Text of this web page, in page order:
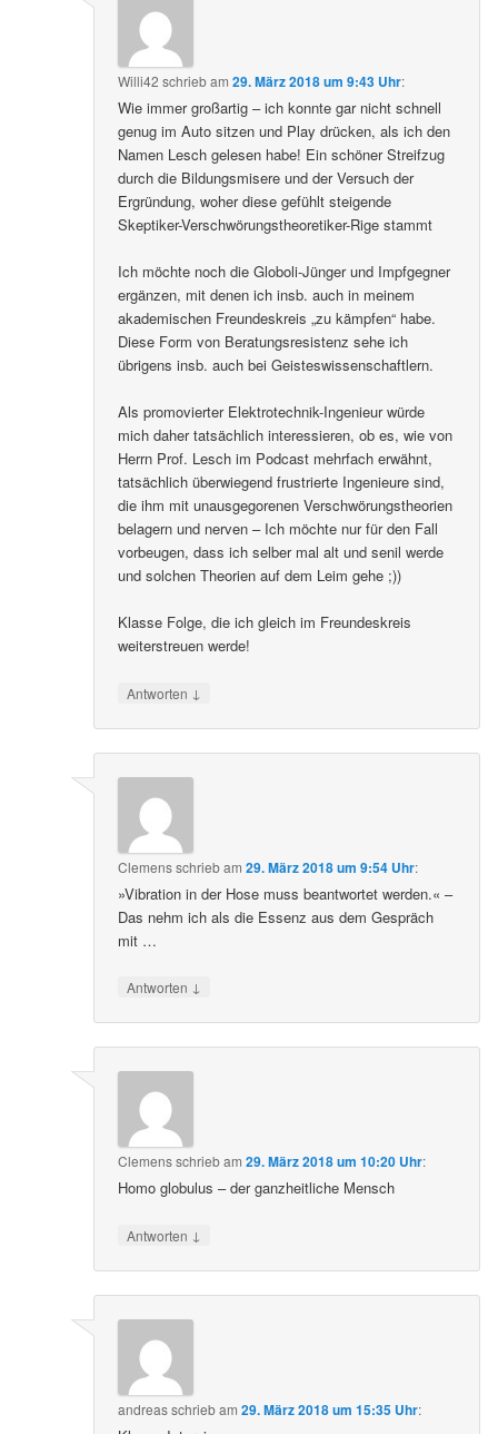
Willi42 schriebam29. März 2018 um 9:43 Uhr:
Wie immer großartig – ich konnte gar nicht schnell
genug im Auto sitzen und Play drücken, als ich den
Namen Lesch gelesen habe! Ein schöner Streifzug
durch die Bildungsmisere und der Versuch der
Ergründung, woher diese gefühlt steigende
Skeptiker-Verschwörungstheoretiker-Rige stammt
Ich möchte noch die Globoli-Jünger und Impfgegner
ergänzen, mit denen ich insb. auch in meinem
akademischen Freundeskreis „zu kämpfen“ habe.
Diese Form von Beratungsresistenz sehe ich
übrigens insb. auch bei Geisteswissenschaftlern.
Als promovierter Elektrotechnik-Ingenieur würde
mich daher tatsächlich interessieren, ob es, wie von
Herrn Prof. Lesch im Podcast mehrfach erwähnt,
tatsächlich überwiegend frustrierte Ingenieure sind,
die ihm mit unausgegorenen Verschwörungstheorien
belagern und nerven – Ich möchte nur für den Fall
vorbeugen, dass ich selber mal alt und senil werde
und solchen Theorien auf dem Leim gehe ;))
Klasse Folge, die ich gleich im Freundeskreis
weiterstreuen werde!
Antworten ↓
Clemensschriebam29. März 2018 um 9:54 Uhr:
»Vibration in der Hose muss beantwortet werden.« –
Das nehm ich als die Essenz aus dem Gespräch
mit …
Antworten ↓
Clemensschriebam29. März 2018 um 10:20 Uhr:
Homo globulus – der ganzheitliche Mensch
Antworten ↓
andreasschriebam29. März 2018 um 15:35 Uhr: